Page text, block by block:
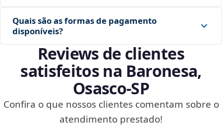
Quais são as formas de pagamento
disponíveis?
Reviews de clientes
satisfeitos na Baronesa,
Osasco‑SP
Confira o que nossos clientes comentam sobre o
atendimento prestado!